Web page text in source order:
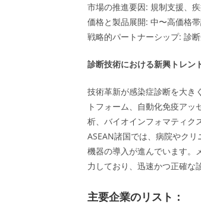
市場の推進要因: 規制支援、
価格と製品展開: 中〜高価格
戦略的パートナーシップ: 診
診断技術における新興トレン
技術革新が感染症診断を大き
トフォーム、自動化免疫ア
析、バイオインフォマティク
ASEAN諸国では、病院やク
機器の導入が進んでいます。
力しており、迅速かつ正確な
主要企業のリスト：